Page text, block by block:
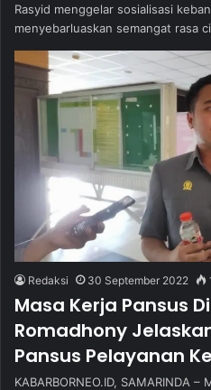
Rasyid menggelar sosialisasi
menyebarluaskan semangat rasa
Redaksi 30 September 2022
Masa Kerja Pansus
Romadhony
Pansus Pelayanan
KABARBORNEO.ID, SAMARINDA